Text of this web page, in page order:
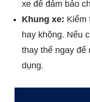
xe để đảm bảo
Khung xe: Kiểm
hay không. Nếu
thay thế ngay để
dụng.